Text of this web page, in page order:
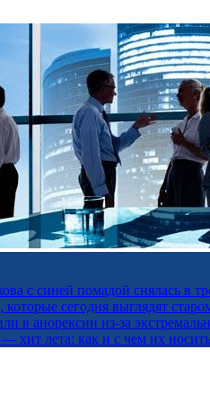
с синей помадой снялась в
сегодня выглядят
в анорексии из-за
хит лета: как и с чем их носить